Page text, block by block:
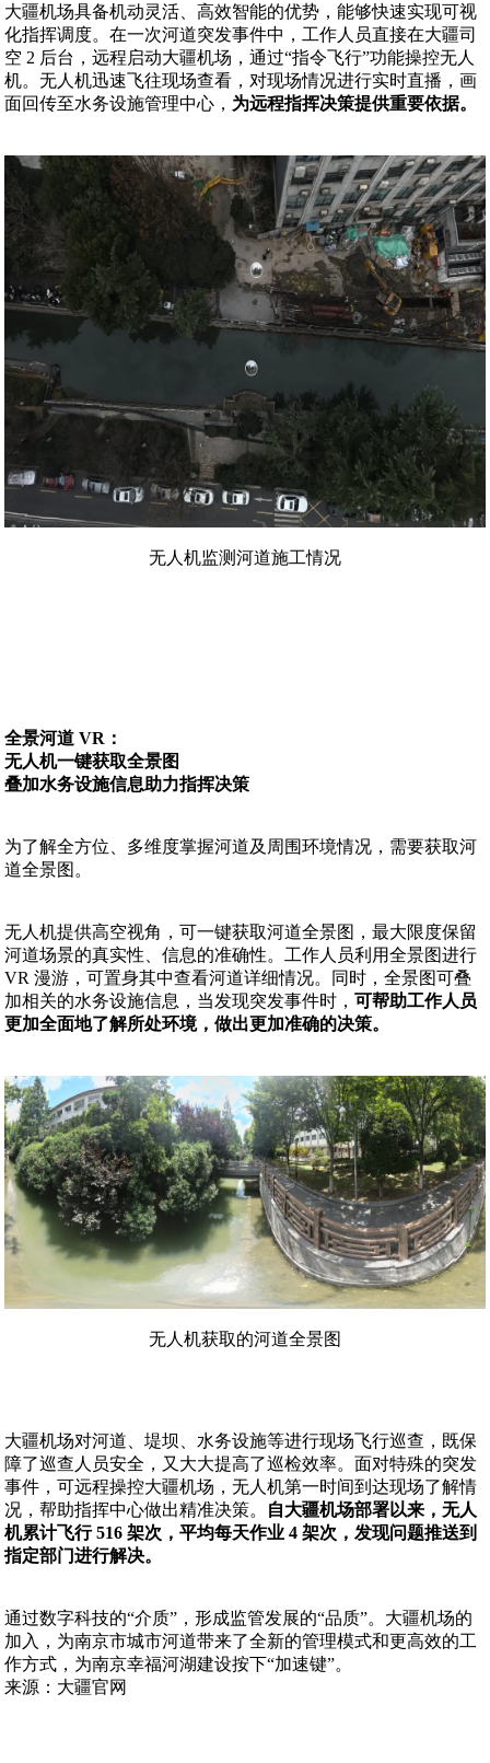
大疆机场具备机动灵活、高效智能的优势，能够快速实现可视
化指挥调度。在一次河道突发事件中，工作人员直接在大疆司
空 2 后台，远程启动大疆机场，通过“指令飞行”功能操控无人
机。无人机迅速飞往现场查看，对现场情况进行实时直播，画
面回传至水务设施管理中心， 为远程指挥决策提供重要依据。
无人机监测河道施工情况
全景河道 VR：
无人机一键获取全景图
叠加水务设施信息助力指挥决策
为了解全方位、多维度掌握河道及周围环境情况，需要获取河
道全景图。
无人机提供高空视角，可一键获取河道全景图，最大限度保留
河道场景的真实性、信息的准确性。工作人员利用全景图进行
VR 漫游，可置身其中查看河道详细情况。同时，全景图可叠
加相关的水务设施信息，当发现突发事件时，可帮助工作人员
更加全面地了解所处环境，做出更加准确的决策。
无人机获取的河道全景图
大疆机场对河道、堤坝、水务设施等进行现场飞行巡查，既保
障了巡查人员安全，又大大提高了巡检效率。面对特殊的突发
事件，可远程操控大疆机场，无人机第一时间到达现场了解情
况，帮助指挥中心做出精准决策。 自大疆机场部署以来，无人
机累计飞行 516 架次，平均每天作业 4 架次，发现问题推送到
指定部门进行解决。
通过数字科技的“介质”，形成监管发展的“品质”。大疆机场的
加入，为南京市城市河道带来了全新的管理模式和更高效的工
作方式，为南京幸福河湖建设按下“加速键”。
来源：大疆官网